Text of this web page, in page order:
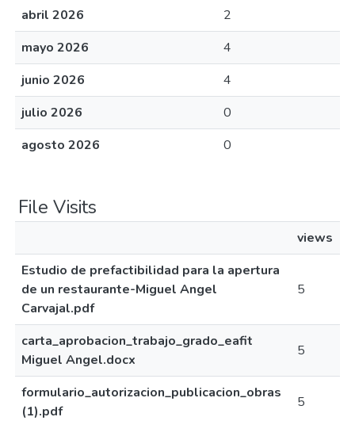
abril 2026
2
mayo 2026
4
junio 2026
4
julio 2026
0
agosto 2026
0
File Visits
views
Estudio de prefactibilidad para la apertura
de un restaurante-Miguel Angel
Carvajal.pdf
5
carta_aprobacion_trabajo_grado_eafit
Miguel Angel.docx
5
formulario_autorizacion_publicacion_obras
(1).pdf
5